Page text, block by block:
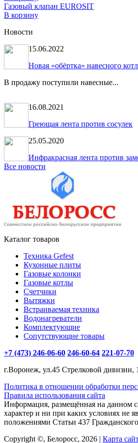
Газовый клапан EUROSIT
В корзину
Новости
15.06.2022
Новая «обёртка» навесного
В продажу поступили навесные...
16.08.2021
Греющая лента против сосулек
25.05.2020
Инфракрасная лента против
Все новости
Каталог товаров
Техника Gefest
Кухонные плиты
Газовые колонки
Газовые котлы
Счетчики
Вытяжки
Встраиваемая техника
Водонагреватели
Комплектующие
Сопутствующие товары
+7 (473) 246-06-60 246-60-64 221-07-70
г.Воронеж, ул.45 Стрелковой дивизии,
Политика в отношении обработки
Правила использования сайта
Информация, размещённая на данном
характер и ни при каких условиях не
положениями Статьи 437
Copyright ©, Белоросс, 2026 | Карта